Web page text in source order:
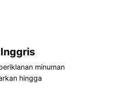
minuman
hingga